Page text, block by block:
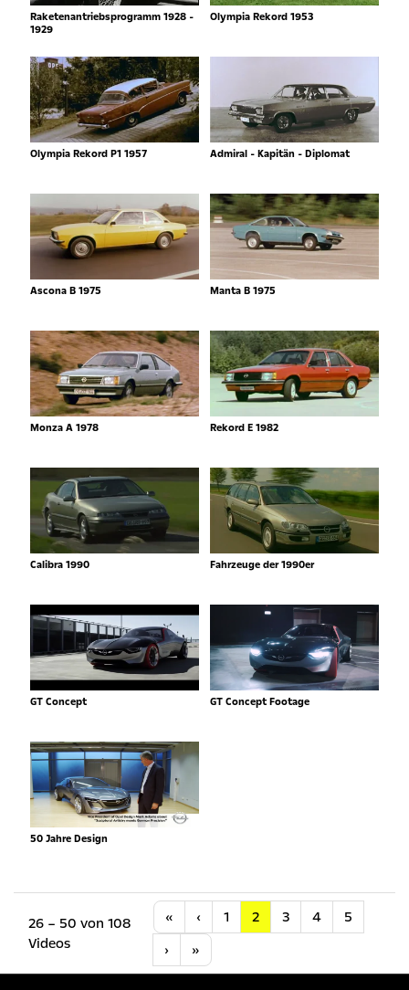
Raketenantriebsprogramm 1928 -
1929
Olympia Rekord 1953
Olympia Rekord P1 1957 Admiral - Kapitän - Diplomat
Ascona B 1975 Manta B 1975
Monza A 1978 Rekord E 1982
Calibra 1990 Fahrzeuge der 1990er
GT Concept GT Concept Footage
50 Jahre Design
26 – 50 von 108
Videos
«Anfang
‹Vorherige
1 2 3 4
5
›Nächste
»Letzte